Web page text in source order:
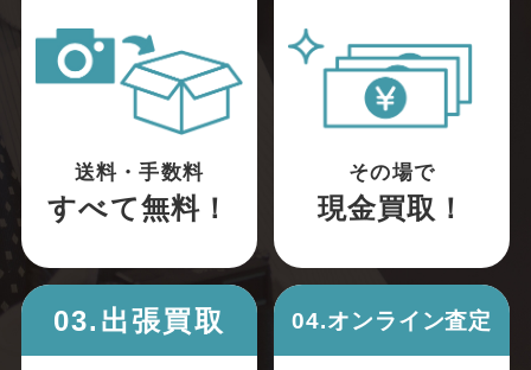
送料・手数料
すべて無料！
その場で
現金買取！
03.出張買取 04.オンライン査定